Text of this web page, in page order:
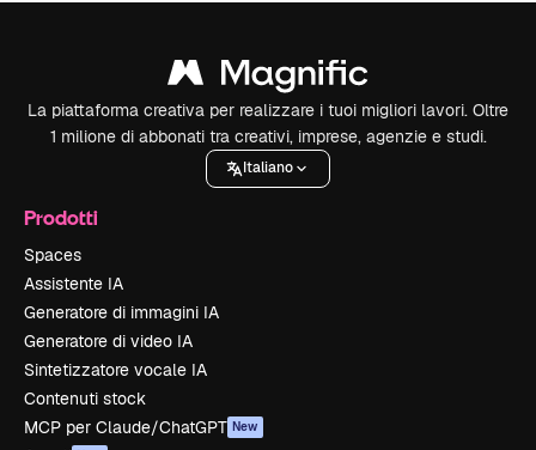
La piattaforma creativa per realizzare i tuoi migliori lavori. Oltre
1 milione di abbonati tra creativi, imprese, agenzie e studi.
Italiano
Prodotti
Spaces
Assistente IA
Generatore di immagini IA
Generatore di video IA
Sintetizzatore vocale IA
Contenuti stock
MCP per Claude/ChatGPT New